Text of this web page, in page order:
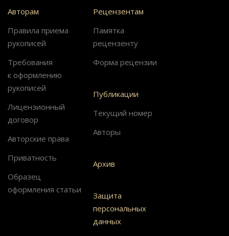
Авторам
Правила приема
рукописей
Требования
к оформлению
рукописей
Лицензионный
договор
Авторские права
Приватность
Образец
оформления статьи
Рецензентам
Памятка
рецензенту
Форма рецензии
Публикации
Текущий номер
Авторы
Архив
Защита
персональных
данных